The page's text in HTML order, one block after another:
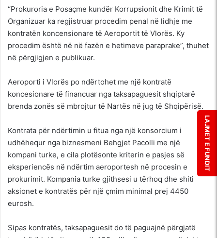
“Prokuroria e Posaçme kundër Korrupsionit dhe Krimit të
Organizuar ka regjistruar procedim penal në lidhje me
kontratën koncensionare të Aeroportit të Vlorës. Ky
procedim është në në fazën e hetimeve paraprake”, thuhet
në përgjigjen e publikuar.
Aeroporti i Vlorës po ndërtohet me një kontratë
koncesionare të financuar nga taksapaguesit shqiptarë
brenda zonës së mbrojtur të Nartës në jug të Shqipërisë.
Kontrata për ndërtimin u fitua nga një konsorcium i
udhëhequr nga biznesmeni Behgjet Pacolli me një
kompani turke, e cila plotësonte kriterin e pasjes së
eksperiencës në ndërtim aeroportesh në procesin e
prokurimit. Kompania turke gjithsesi u tërhoq dhe shiti
aksionet e kontratës për një çmim minimal prej 4450
eurosh.
Sipas kontratës, taksapaguesit do të paguajnë përgjatë
LAJMET E FUNDIT